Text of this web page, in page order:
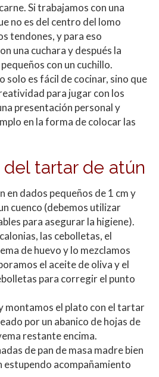
Si trabajamos con una
no es del centro del lomo
tendones, y para eso
una cuchara y después la
con un cuchillo.
solo es fácil de cocinar, sino que
para jugar con los
presentación personal y
en la forma de colocar las
del tartar de atún
en dados pequeños de 1 cm y
cuenco (debemos utilizar
para asegurar la higiene).
las cebolletas, el
de huevo y lo mezclamos
el aceite de oliva y el
para corregir el punto
montamos el plato con el tartar
por un abanico de hojas de
restante encima.
de pan de masa madre bien
estupendo acompañamiento